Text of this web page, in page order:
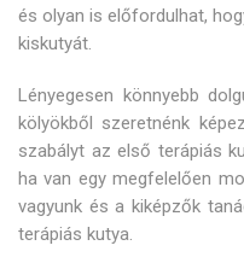
és olyan is előfordulhat,
kiskutyát.
Lényegesen könnyebb
kölyökből szeretnénk
szabályt az első terápiás
ha van egy megfelelően
vagyunk és a kiképzők
terápiás kutya.